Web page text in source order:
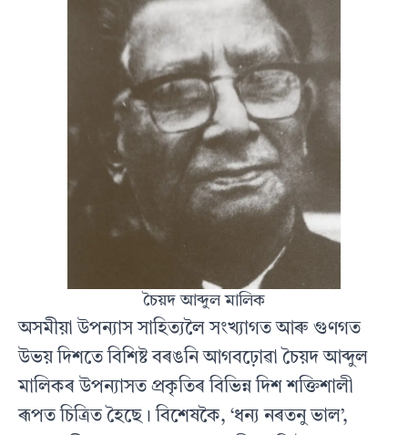
চৈয়দ আব্দুল মালিক
অসমীয়া উপন্যাস সাহিত্যলৈ সংখ্যাগত আৰু গুণগত
উভয় দিশতে বিশিষ্ট বৰঙনি আগবঢ়োৱা চৈয়দ আব্দুল
মালিকৰ উপন্যাসত প্ৰকৃতিৰ বিভিন্ন দিশ শক্তিশালী
ৰূপত চিত্ৰিত হৈছে। বিশেষকৈ, ‘ধন্য নৰতনু ভাল’,